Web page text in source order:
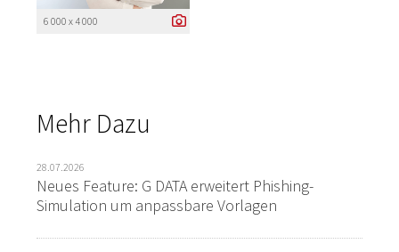
6 000 x 4 000
Mehr Dazu
28.07.2026
Neues Feature: G DATA erweitert Phishing-
Simulation um anpassbare Vorlagen